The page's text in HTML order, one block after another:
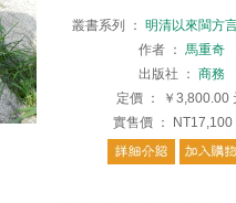
叢書系列 ： 明清以來閩方
作者 ： 馬重奇
出版社
： 商務
定價 ： ￥3,800.00
實售價 ： NT17,100